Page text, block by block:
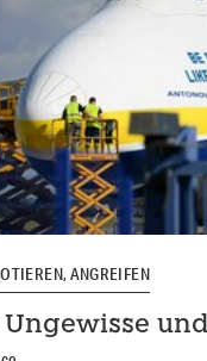
ANGREIFEN
Ungewisse